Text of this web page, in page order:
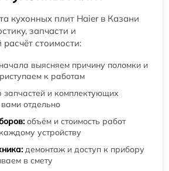
кухонных плит Haier в Казани
запчасти и
стоимости:
выясняем причину поломки и
к работам
запчастей и комплектующих
отдельно
объём и стоимость работ
устройству
демонтаж и доступ к прибору
в смету